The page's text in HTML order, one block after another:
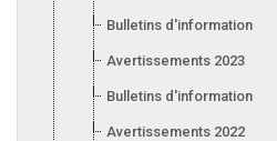
Bulletins d'information
Avertissements 2023
Bulletins d'information
Avertissements 2022